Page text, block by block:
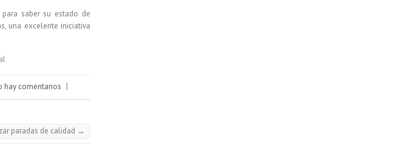
saber su estado de
una excelente iniciativa
hay comentarios |
paradas de calidad →